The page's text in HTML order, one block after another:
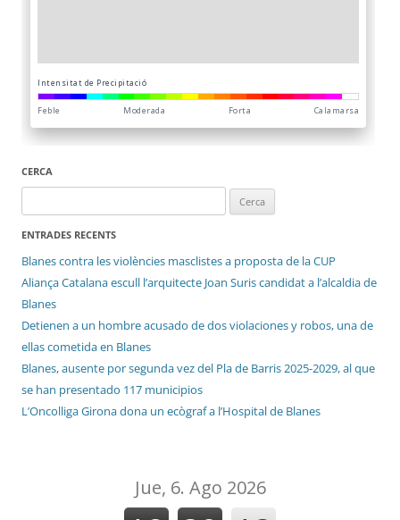
CERCA
ENTRADES RECENTS
Blanes contra les violències masclistes a proposta de la CUP
Aliança Catalana escull l’arquitecte Joan Suris candidat a l’alcaldia de
Blanes
Detienen a un hombre acusado de dos violaciones y robos, una de
ellas cometida en Blanes
Blanes, ausente por segunda vez del Pla de Barris 2025-2029, al que
se han presentado 117 municipios
L’Oncolliga Girona dona un ecògraf a l’Hospital de Blanes